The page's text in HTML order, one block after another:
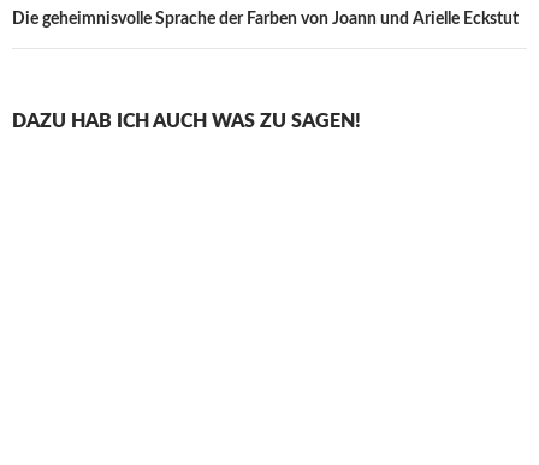
Die geheimnisvolle Sprache der Farben von Joann und Arielle Eckstut
DAZU HAB ICH AUCH WAS ZU SAGEN!